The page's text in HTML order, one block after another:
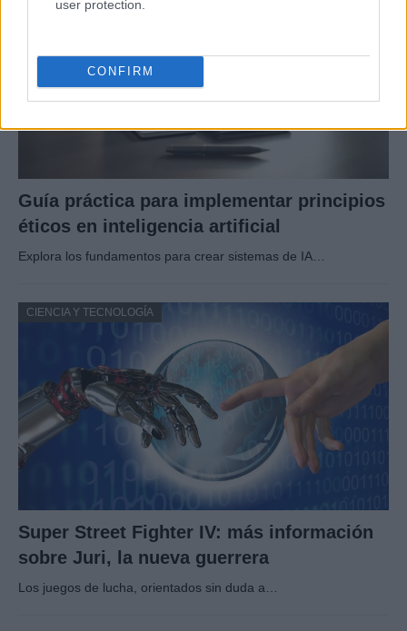
user protection.
CONFIRM
Guía práctica para implementar principios
éticos en inteligencia artificial
Explora los fundamentos para crear sistemas de IA…
CIENCIA Y TECNOLOGÍA
Super Street Fighter IV: más información
sobre Juri, la nueva guerrera
Los juegos de lucha, orientados sin duda a…